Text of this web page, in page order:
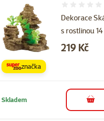
Dekorace
s rostlinou
Cena
219 Kč
značka
Skladem do